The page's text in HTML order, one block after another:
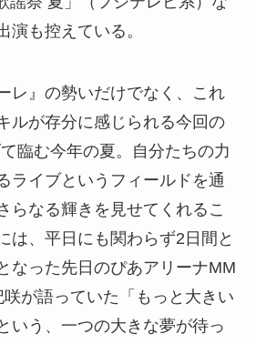
演も控えている。
レ』の勢いだけでなく、これ
ルが存分に感じられる今回の
臨む今年の夏。自分たちの力
ライブというフィールドを通
らなる輝きを見せてくれるこ
は、平日にも関わらず2日間と
なった先日のぴあアリーナMM
が語っていた「もっと大きい
いう、一つの大きな夢が待っ